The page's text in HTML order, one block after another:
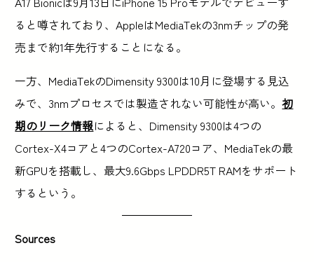
ると噂されており、AppleはMediaTekの3nmチップの発
売まで約1年先行することになる。
一方、MediaTekのDimensity 9300は10月に登場する見込
みで、3nmプロセスでは製造されない可能性が高い。初
期のリーク情報によると、Dimensity 9300は4つの
Cortex-X4コアと4つのCortex-A720コア、MediaTekの最
新GPUを搭載し、最大9.6Gbps LPDDR5T RAMをサポート
するという。
Sources